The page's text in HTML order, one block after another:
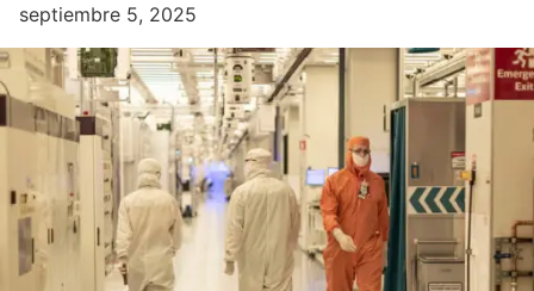
septiembre 5, 2025